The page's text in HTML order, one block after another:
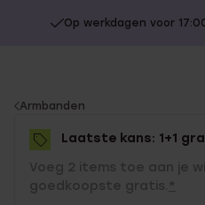
Op werkdagen voor
You
are
here:
Armbanden
Laatste kans: 1+1
Voeg 2 items toe aan je
goedkoopste gratis. *